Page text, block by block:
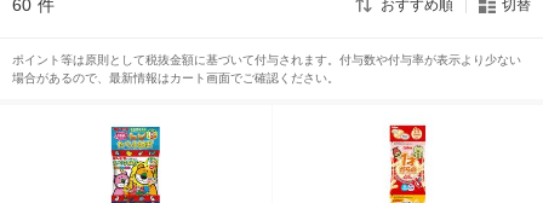
60 件 おすすめ順 切替
ポイント等は原則として税抜金額に基づいて付与されます。付与数や付与率が表示より少ない
場合があるので、最新情報はカート画面でご確認ください。